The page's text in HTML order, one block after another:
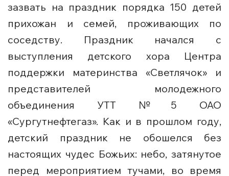
зазвать на праздник порядка 150 детей
прихожан и семей, проживающих по
соседству. Праздник начался с
выступления детского хора Центра
поддержки материнства «Светлячок» и
представителей молодежного
объединения УТТ №5 ОАО
«Сургутнефтегаз». Как и в прошлом году,
детский праздник не обошелся без
настоящих чудес Божьих: небо, затянутое
перед мероприятием тучами, во время